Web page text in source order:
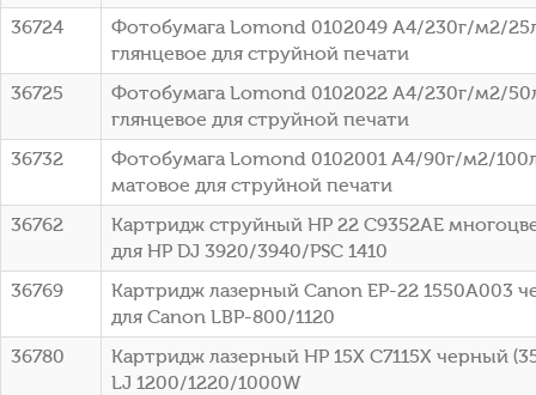
36724
Фотобумага Lomond 0102049 A4/230г/м2/
глянцевое для струйной печати
36725
Фотобумага Lomond 0102022 A4/230г/м2/
глянцевое для струйной печати
36732
Фотобумага Lomond 0102001 A4/90г/м2/
матовое для струйной печати
36762
Картридж струйный HP 22 C9352AE
для HP DJ 3920/3940/PSC 1410
36769
Картридж лазерный Canon EP-22 1550A003
для Canon LBP-800/1120
36780
Картридж лазерный HP 15X C7115X черный
LJ 1200/1220/1000W